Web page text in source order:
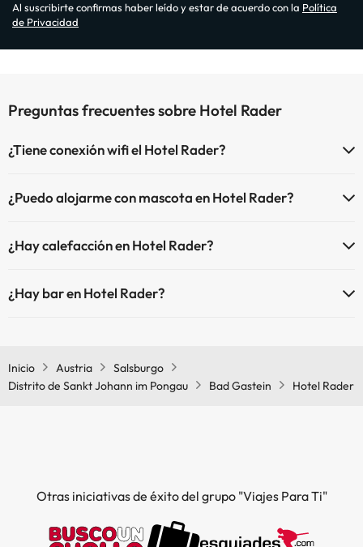
Al suscribirte confirmas haber leído y estar de acuerdo con la Política
de Privacidad
Preguntas frecuentes sobre Hotel Rader
¿Tiene conexión wifi el Hotel Rader?
¿Puedo alojarme con mascota en Hotel Rader?
¿Hay calefacción en Hotel Rader?
¿Hay bar en Hotel Rader?
Inicio Austria
Salsburgo
Distrito de Sankt Johann im Pongau
Bad Gastein Hotel Rader
Otras iniciativas de éxito del grupo "Viajes Para Ti"